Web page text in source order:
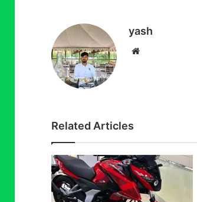
yash
Website
Related Articles